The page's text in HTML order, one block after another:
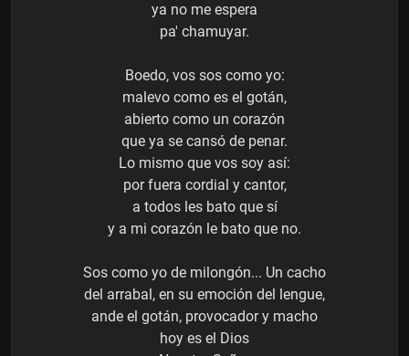
ya no me espera
pa' chamuyar.
Boedo, vos sos como yo:
malevo como es el gotán,
abierto como un corazón
que ya se cansó de penar.
Lo mismo que vos soy así:
por fuera cordial y cantor,
a todos les bato que sí
y a mi corazón le bato que no.
Sos como yo de milongón... Un cacho
del arrabal, en su emoción del lengue,
ande el gotán, provocador y macho
hoy es el Dios